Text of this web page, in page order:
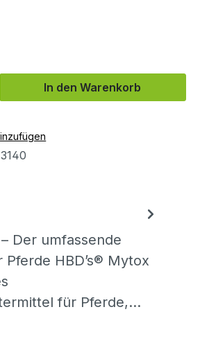
Gib den
In den Warenkorb
Der umfassende
HBD’s® Mytox
für Pferde,…